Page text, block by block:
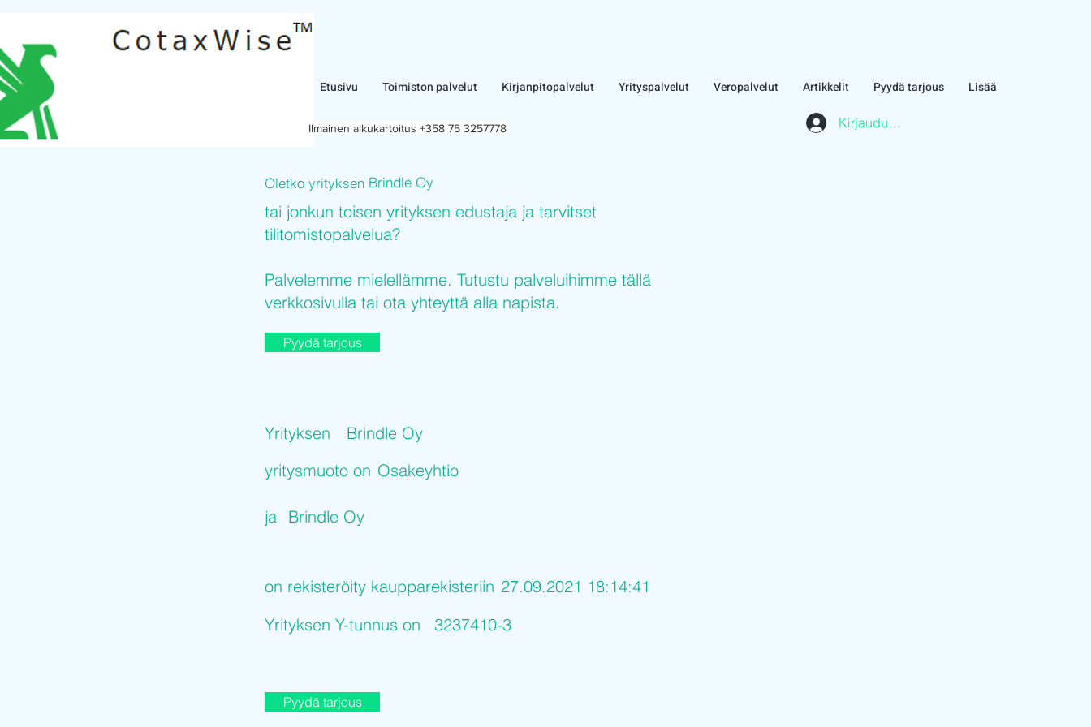
Etusivu Toimiston palvelut Kirjanpitopalvelut Yrityspalvelut Veropalvelut Artikkelit Pyydä tarjous Lisää
Kirjaudu asiakasalueelle
Ilmainen alkukartoitus +358 75 3257778
Brindle Oy
Oletko yrityksen
tai jonkun toisen yrityksen edustaja ja tarvitset
tilitomistopalvelua?
Palvelemme mielellämme. Tutustu palveluihimme tällä
verkkosivulla tai ota yhteyttä alla napista.
Pyydä tarjous
Brindle Oy
Yrityksen
Osakeyhtio
yritysmuoto on
ja Brindle Oy
on rekisteröity kaupparekisteriin 27.09.2021 18:14:41
Yrityksen Y-tunnus on
3237410-3
Pyydä tarjous